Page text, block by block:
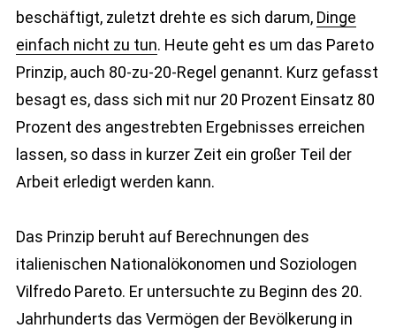
beschäftigt, zuletzt drehte es sich darum, Dinge
einfach nicht zu tun. Heute geht es um das Pareto
Prinzip, auch 80-zu-20-Regel genannt. Kurz gefasst
besagt es, dass sich mit nur 20 Prozent Einsatz 80
Prozent des angestrebten Ergebnisses erreichen
lassen, so dass in kurzer Zeit ein großer Teil der
Arbeit erledigt werden kann.
Das Prinzip beruht auf Berechnungen des
italienischen Nationalökonomen und Soziologen
Vilfredo Pareto. Er untersuchte zu Beginn des 20.
Jahrhunderts das Vermögen der Bevölkerung in